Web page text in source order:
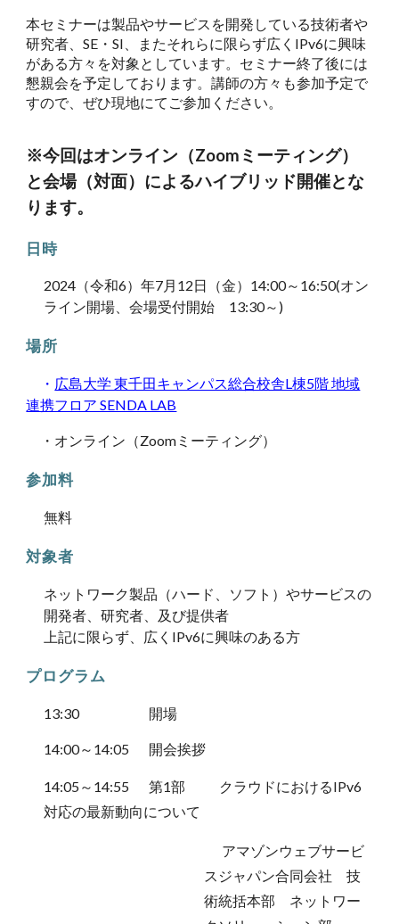
本セミナーは製品やサービスを開発している技術者や
研究者、SE・SI、またそれらに限らず広くIPv6に興味
がある方々を対象としています。セミナー終了後には
懇親会を予定しております。講師の方々も参加予定で
すので、ぜひ現地にてご参加ください。
※今回はオンライン（Zoomミーティング）
と会場（対面）によるハイブリッド開催とな
ります。
日時
2024（令和6）年7月 12日（金）14:00～16:50(オン
ライン開場、会場受付開始 13:30～)
場所
・ 広島大学 東千田キャンパス総合校舎L棟5階 地域
連携フロア SENDA LAB
・オンライン（Zoomミーティング）
参加料
無料
対象者
ネットワーク製品（ハード、ソフト）やサービスの
開発者、研究者、及び提供者
上記に限らず、広くIPv6に興味のある方
プログラム
13:30 開場
14:00～14:05 開会挨拶
14:05～14:55 第1部 クラウドにおけるIPv6
対応の最新動向について
アマゾンウェブサービ
スジャパン合同会社 技
術統括本部
ネットワー